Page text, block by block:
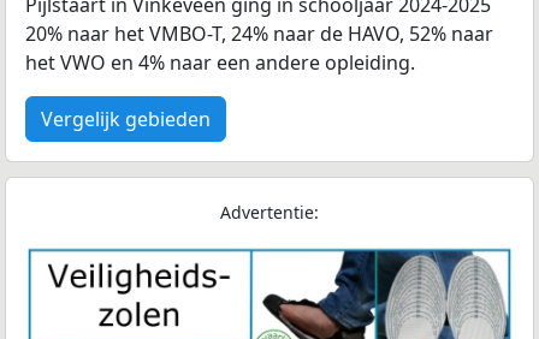
20% naar het VMBO-T, 24% naar de HAVO, 52% naar
het VWO en 4% naar een andere opleiding.
Vergelijk gebieden
Advertentie: